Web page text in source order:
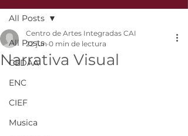
All Posts
CEDAA
ENC
CIEF
Musica
All Posts
Narrativa Visual
Centro de Artes Integradas CAI
22 jun 0 min de lectura